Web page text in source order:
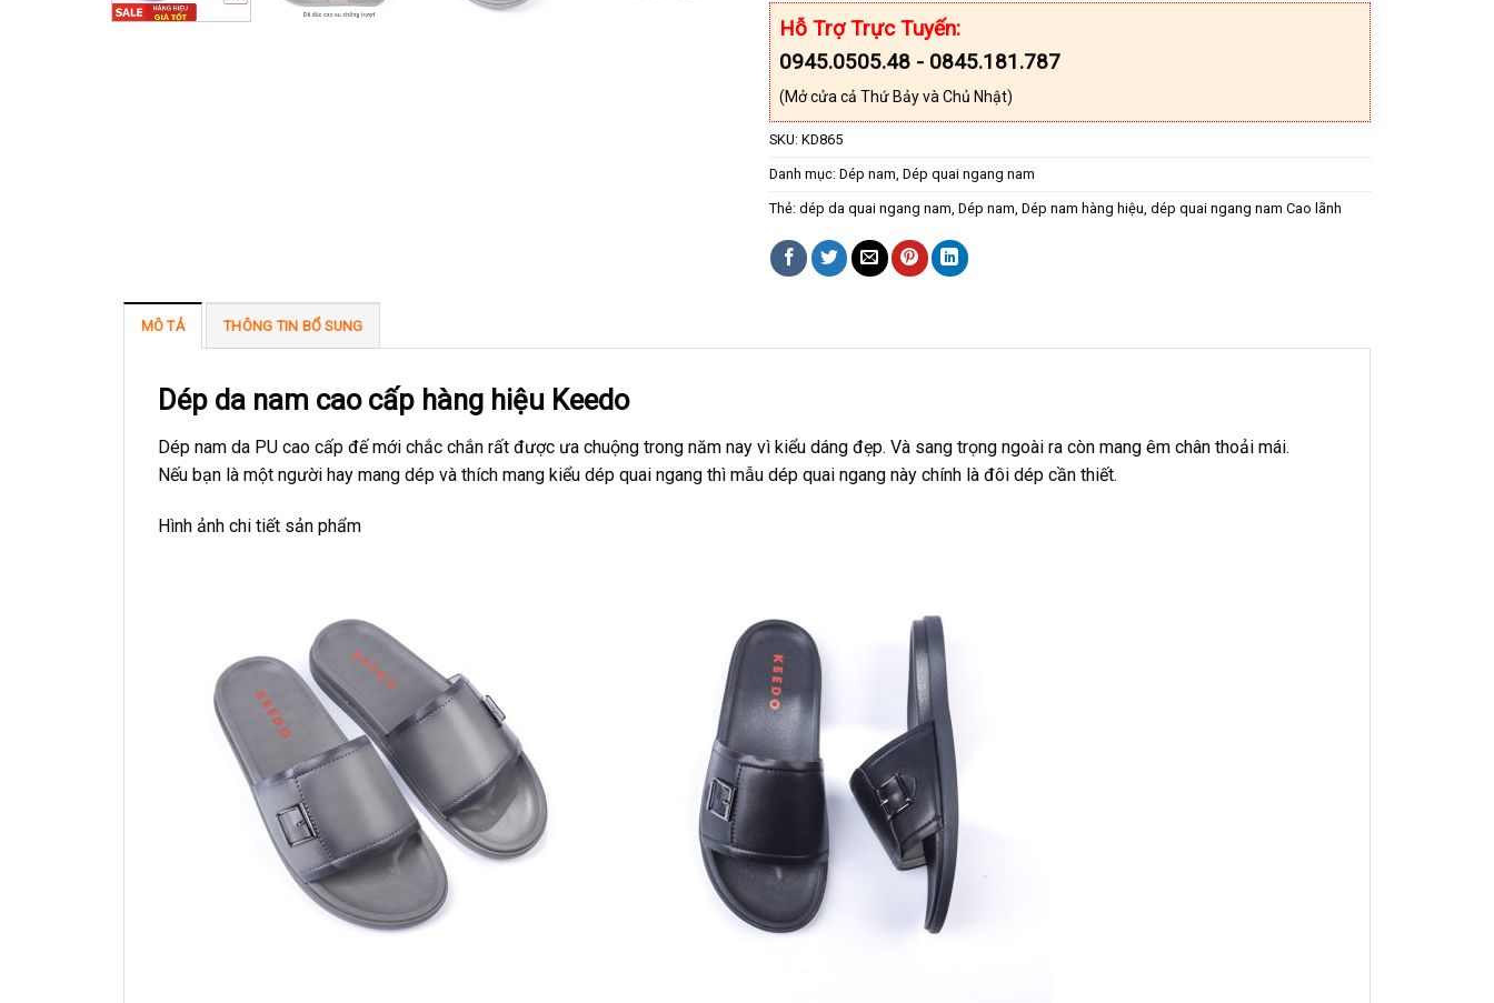
Hỗ Trợ Trực Tuyến:
0945.0505.48 - 0845.181.787
(Mở cửa cả Thứ Bảy và Chủ Nhật)
SKU: KD865
Danh mục: Dép nam, Dép quai ngang nam
Thẻ: dép da quai ngang nam, Dép nam, Dép nam hàng hiệu, dép quai ngang nam Cao lãnh
MÔ TẢ THÔNG TIN BỔ SUNG
Dép da nam cao cấp hàng hiệu Keedo
Dép nam da PU cao cấp đế mới chắc chắn rất được ưa chuộng trong năm nay vì kiểu dáng đẹp. Và sang trọng ngoài ra còn mang êm chân thoải mái.
Nếu bạn là một người hay mang dép và thích mang kiểu dép quai ngang thì mẫu dép quai ngang này chính là đôi dép cần thiết.
Hình ảnh chi tiết sản phẩm